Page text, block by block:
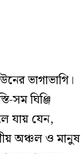
ভাগাভাগি।
সম ঘিঞ্জি
যায়যেন,
অঞ্চল ও মানুষ